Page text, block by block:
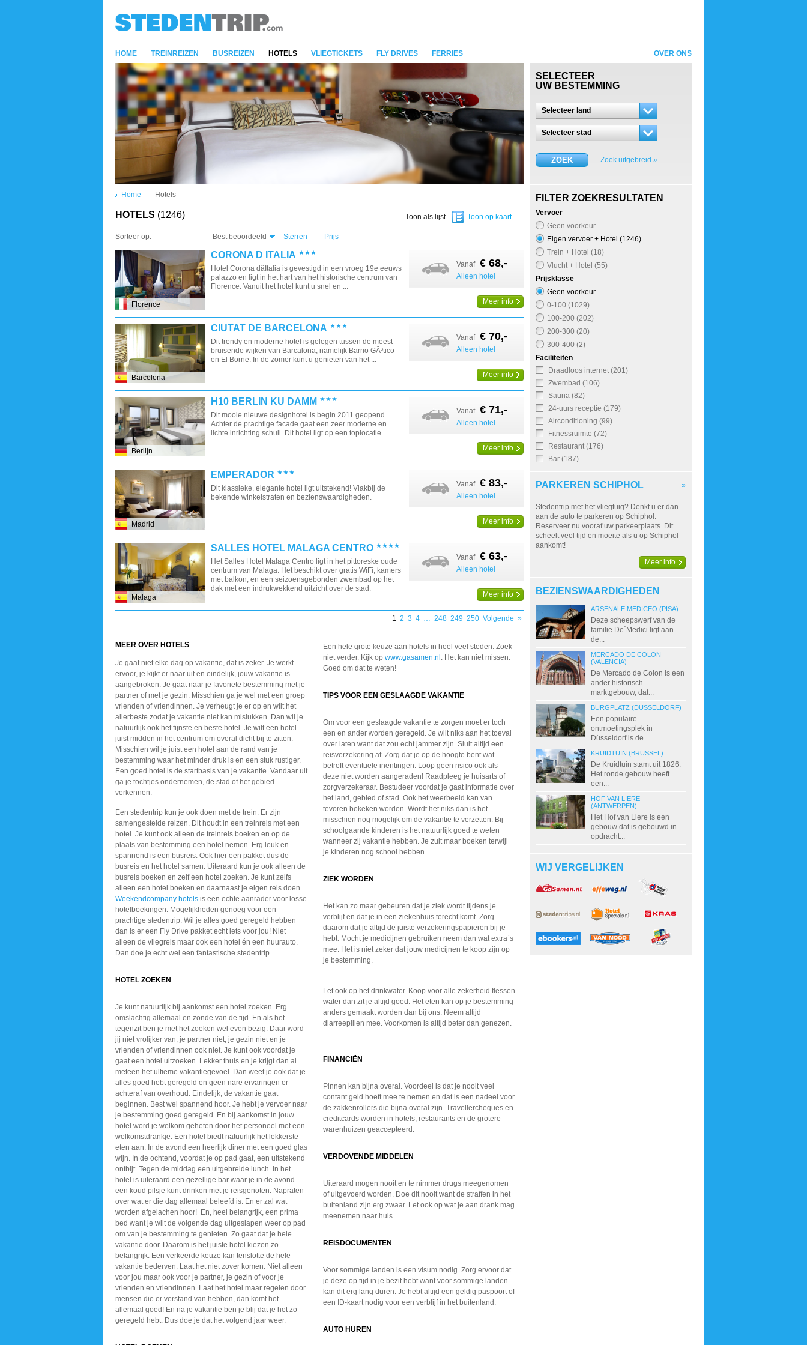
HOME TREINREIZEN BUSREIZEN HOTELS VLIEGTICKETS FLY DRIVES FERRIES OVER ONS
Home Hotels
HOTELS (1246)
Sorteer op: Best beoordeeld Sterren Prijs
Florence
CORONA D ITALIA
Hotel Corona dâItalia is gevestigd in een vroeg 19e eeuws
palazzo en ligt in het hart van het historische centrum van
Florence. Vanuit het hotel kunt u snel en ...
Vanaf € 68,-
Alleen hotel
Meer info
Barcelona
CIUTAT DE BARCELONA
Dit trendy en moderne hotel is gelegen tussen de meest
bruisende wijken van Barcalona, namelijk Barrio GÃ³tico
en El Borne. In de zomer kunt u genieten van het ...
Vanaf € 70,-
Alleen hotel
Meer info
Berlijn
H10 BERLIN KU DAMM
Dit mooie nieuwe designhotel is begin 2011 geopend.
Achter de prachtige facade gaat een zeer moderne en
lichte inrichting schuil. Dit hotel ligt op een toplocatie ...
Vanaf € 71,-
Alleen hotel
Meer info
Madrid
EMPERADOR
Dit klassieke, elegante hotel ligt uitstekend! Vlakbij de
bekende winkelstraten en bezienswaardigheden.
Vanaf € 83,-
Alleen hotel
Meer info
Malaga
SALLES HOTEL MALAGA CENTRO
Het Salles Hotel Malaga Centro ligt in het pittoreske oude
centrum van Malaga. Het beschikt over gratis WiFi, kamers
met balkon, en een seizoensgebonden zwembad op het
dak met een indrukwekkend uitzicht over de stad.
Vanaf € 63,-
Alleen hotel
Meer info
1 2 3 4 … 248 249 250 Volgende »
MEER OVER HOTELS
Je gaat niet elke dag op vakantie, dat is zeker. Je werkt
ervoor, je kijkt er naar uit en eindelijk, jouw vakantie is
aangebroken. Je gaat naar je favoriete bestemming met je
partner of met je gezin. Misschien ga je wel met een groep
vrienden of vriendinnen. Je verheugt je er op en wilt het
allerbeste zodat je vakantie niet kan mislukken. Dan wil je
natuurlijk ook het fijnste en beste hotel. Je wilt een hotel
juist midden in het centrum om overal dicht bij te zitten.
Misschien wil je juist een hotel aan de rand van je
bestemming waar het minder druk is en een stuk rustiger.
Een goed hotel is de startbasis van je vakantie. Vandaar uit
ga je tochtjes ondernemen, de stad of het gebied
verkennen.
Een stedentrip kun je ook doen met de trein. Er zijn
samengestelde reizen. Dit houdt in een treinreis met een
hotel. Je kunt ook alleen de treinreis boeken en op de
plaats van bestemming een hotel nemen. Erg leuk en
spannend is een busreis. Ook hier een pakket dus de
busreis en het hotel samen. Uiteraard kun je ook alleen de
busreis boeken en zelf een hotel zoeken. Je kunt zelfs
alleen een hotel boeken en daarnaast je eigen reis doen.
Weekendcompany hotels is een echte aanrader voor losse
hotelboekingen. Mogelijkheden genoeg voor een
prachtige stedentrip. Wil je alles goed geregeld hebben
dan is er een Fly Drive pakket echt iets voor jou! Niet
alleen de vliegreis maar ook een hotel én een huurauto.
Dan doe je echt wel een fantastische stedentrip.
HOTEL ZOEKEN
Je kunt natuurlijk bij aankomst een hotel zoeken. Erg
omslachtig allemaal en zonde van de tijd. En als het
tegenzit ben je met het zoeken wel even bezig. Daar word
jij niet vrolijker van, je partner niet, je gezin niet en je
vrienden of vriendinnen ook niet. Je kunt ook voordat je
gaat een hotel uitzoeken. Lekker thuis en je krijgt dan al
meteen het ultieme vakantiegevoel. Dan weet je ook dat je
alles goed hebt geregeld en geen nare ervaringen er
achteraf van overhoud. Eindelijk, de vakantie gaat
beginnen. Best wel spannend hoor. Je hebt je vervoer naar
je bestemming goed geregeld. En bij aankomst in jouw
hotel word je welkom geheten door het personeel met een
welkomstdrankje. Een hotel biedt natuurlijk het lekkerste
eten aan. In de avond een heerlijk diner met een goed glas
wijn. In de ochtend, voordat je op pad gaat, een uitstekend
ontbijt. Tegen de middag een uitgebreide lunch. In het
hotel is uiteraard een gezellige bar waar je in de avond
een koud pilsje kunt drinken met je reisgenoten. Napraten
over wat er die dag allemaal beleefd is. En er zal wat
worden afgelachen hoor! En, heel belangrijk, een prima
bed want je wilt de volgende dag uitgeslapen weer op pad
om van je bestemming te genieten. Zo gaat dat je hele
vakantie door. Daarom is het juiste hotel kiezen zo
belangrijk. Een verkeerde keuze kan tenslotte de hele
vakantie bederven. Laat het niet zover komen. Niet alleen
voor jou maar ook voor je partner, je gezin of voor je
vrienden en vriendinnen. Laat het hotel maar regelen door
mensen die er verstand van hebben, dan komt het
allemaal goed! En na je vakantie ben je blij dat je het zo
geregeld hebt. Dus doe je dat het volgend jaar weer.
Een hele grote keuze aan hotels in heel veel steden. Zoek
niet verder. Kijk opwww.gasamen.nl . Het kan niet missen.
Goed om dat te weten!
TIPS VOOR EEN GESLAAGDE VAKANTIE
Om voor een geslaagde vakantie te zorgen moet er toch
een en ander worden geregeld. Je wilt niks aan het toeval
over laten want dat zou echt jammer zijn. Sluit altijd een
reisverzekering af. Zorg dat je op de hoogte bent wat
betreft eventuele inentingen. Loop geen risico ook als
deze niet worden aangeraden! Raadpleeg je huisarts of
zorgverzekeraar. Bestudeer voordat je gaat informatie over
het land, gebied of stad. Ook het weerbeeld kan van
tevoren bekeken worden. Wordt het niks dan is het
misschien nog mogelijk om de vakantie te verzetten. Bij
schoolgaande kinderen is het natuurlijk goed te weten
wanneer zij vakantie hebben. Je zult maar boeken terwijl
je kinderen nog school hebben…
ZIEK WORDEN
Het kan zo maar gebeuren dat je ziek wordt tijdens je
verblijf en dat je in een ziekenhuis terecht komt. Zorg
daarom dat je altijd de juiste verzekeringspapieren bij je
hebt. Mocht je medicijnen gebruiken neem dan wat extra`s
mee. Het is niet zeker dat jouw medicijnen te koop zijn op
je bestemming.
Let ook op het drinkwater. Koop voor alle zekerheid flessen
water dan zit je altijd goed. Het eten kan op je bestemming
anders gemaakt worden dan bij ons. Neem altijd
diarreepillen mee. Voorkomen is altijd beter dan genezen.
FINANCIËN
Pinnen kan bijna overal. Voordeel is dat je nooit veel
contant geld hoeft mee te nemen en dat is een nadeel voor
de zakkenrollers die bijna overal zijn. Travellercheques en
creditcards worden in hotels, restaurants en de grotere
warenhuizen geaccepteerd.
VERDOVENDE MIDDELEN
Uiteraard mogen nooit en te nimmer drugs meegenomen
of uitgevoerd worden. Doe dit nooit want de straffen in het
buitenland zijn erg zwaar. Let ook op wat je aan drank mag
meenemen naar huis.
REISDOCUMENTEN
Voor sommige landen is een visum nodig. Zorg ervoor dat
je deze op tijd in je bezit hebt want voor sommige landen
kan dit erg lang duren. Je hebt altijd een geldig paspoort of
een ID-kaart nodig voor een verblijf in het buitenland.
AUTO HUREN
Toon op kaart
Toon als lijst
SELECTEER
UW BESTEMMING
Selecteer land
Selecteer stad
ZOEK Zoek uitgebreid »
FILTER ZOEKRESULTATEN
Vervoer
Geen voorkeur
Eigen vervoer + Hotel (1246)
Trein + Hotel (18)
Vlucht + Hotel (55)
Prijsklasse
Geen voorkeur
0-100 (1029)
100-200 (202)
200-300 (20)
300-400 (2)
Faciliteiten
Draadloos internet (201)
Zwembad (106)
Sauna (82)
24-uurs receptie (179)
Airconditioning (99)
Fitnessruimte (72)
Restaurant (176)
Bar (187)
PARKEREN SCHIPHOL »
Stedentrip met het vliegtuig? Denkt u er dan
aan de auto te parkeren op Schiphol.
Reserveer nu vooraf uw parkeerplaats. Dit
scheelt veel tijd en moeite als u op Schiphol
aankomt!
Meer info
BEZIENSWAARDIGHEDEN
ARSENALE MEDICEO (PISA)
Deze scheepswerf van de
familie De´Medici ligt aan
de...
MERCADO DE COLON
(VALENCIA)
De Mercado de Colon is een
ander historisch
marktgebouw, dat...
BURGPLATZ (DUSSELDORF)
Een populaire
ontmoetingsplek in
Düsseldorf is de...
KRUIDTUIN (BRUSSEL)
De Kruidtuin stamt uit 1826.
Het ronde gebouw heeft
een...
HOF VAN LIERE
(ANTWERPEN)
Het Hof van Liere is een
gebouw dat is gebouwd in
opdracht...
WIJ VERGELIJKEN